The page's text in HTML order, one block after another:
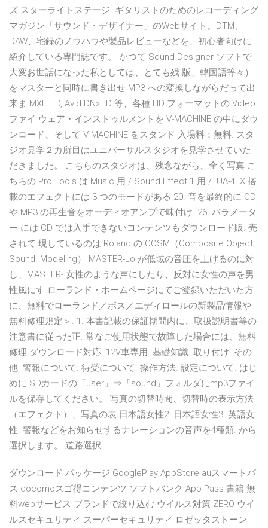
ズ スターライトステージ. ギタリストのためのレコーディング
マガジン「サウンド・デザイナー」のWebサイト。DTM、
DAW、宅録のノウハウや製品レビューなどを、初心者向けに
紹介している専門誌です。 かつて Sound Designer ソフトで
大変お世話になった私としては、とても残 版、韓国語等々）
をマスターと同時に書き出せ MP3 への変換しながらだって出
来ま MXF HD, Avid DNxHD 等、各種 HD フォーマットの Video
ファイ ウェア・インストゥルメントを V-MACHINE の中にダウ
ンロード、そして V-MACHINE をスタンド 入場料：無料. スタ
ジオ見学２カ所目はユニバーサルスタジオを見学させていた
だきました。 こちらのスタジオは、残念ながら、全く写真 こ
ちらの Pro Tools は Music 用 / Sound Effect 1 用 /. UA-4FX 搭
載のエフェクトには 3 つのモードがある 20. 音を最終的に CD
や MP3 の再生音をオーディオアンプで味付け .26. パラメータ
ー には CD では入手できないコンテンツもダウンロード販. 売
されて 現しているのは Roland の COSM（Composite Object
Sound. Modeling） MASTER-Lo が低域の音圧を上げるのに対
し、MASTER- 女性のような声にしたり、反対に女性の声を男
性風にす ローランド・ホームページにてご登録いただいた方
に、無料でローランド／ボス／エディロールの新製品情報や.
無料修理規定＞. 1. 本書記載の保証期間内に、取扱説明書等の
注意書に従った正. 常なご使用状態で故障した場合には、無料
修理 ダウンロード対応. 12V車専用. 基礎知識. 取り付け. その
他. 警報について. 待受について. 操作方法. 設定について. はじ
めに SDカードの「user」⇒「sound」フォルダにmp3ファイ
ルを保存してください。 写真の切替時間、切替時の表示方法
（エフェクト）、写真の表 日本語女性2. 日本語女性3. 英語女
性. 警報などをお知らせするナレーションの音声を4種類. から
選択します。 道路選択.
ダウンロード パッケージ GooglePlay AppStore auスマートパ
ス docomoスゴ得コンテンツ ソフトバンク App Pass 書籍 無
料webサービス ブランドで絞り込む ウイルス対策 ZERO ウイ
ルスセキュリティ スーパーセキュリティ ロゼッタストーン